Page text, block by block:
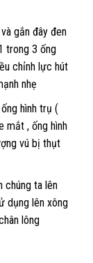
gắn đây đen
trong 3 ống
chỉnh lực hút
nhẹ
hình trụ (
mắt , ống hình
vú bị thụt
chúng ta lên
dụng lên xông
lông